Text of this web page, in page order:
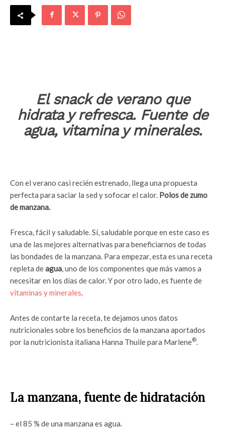
El snack de verano que
hidrata y refresca. Fuente de
agua, vitamina y minerales.
Con el verano casi recién estrenado, llega una propuesta
perfecta para saciar la sed y sofocar el calor. Polos de zumo
de manzana.
Fresca, fácil y saludable. Sí, saludable porque en este caso es
una de las mejores alternativas para beneficiarnos de todas
las bondades de la manzana. Para empezar, esta es una receta
repleta deagua, uno de los componentes que más vamos a
necesitar en los días de calor. Y por otro lado, es fuente de
vitaminas y minerales.
Antes de contarte la receta, te dejamos unos datos
nutricionales sobre los beneficios de la manzana aportados
por la nutricionista italiana Hanna Thuile para Marlene®.
La manzana, fuente de hidratación
– el 85 % de una manzana es agua.